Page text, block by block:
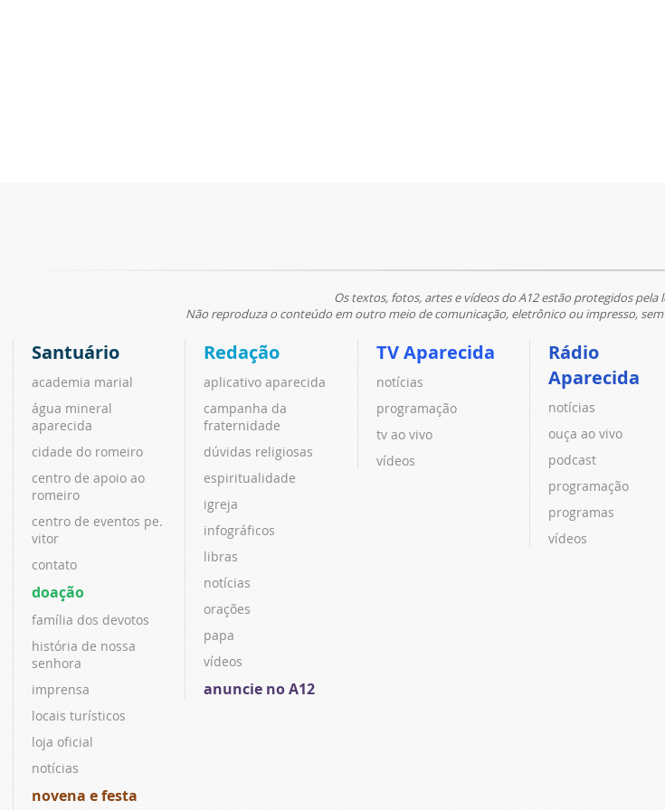
Os textos, fotos, artes e vídeos do A12 estão protegidos
Não reproduza o conteúdo em outro meio de comunicação, eletrônico ou impresso,
Santuário
academia marial
água mineral
aparecida
cidade do romeiro
centro de apoio ao
romeiro
centro de eventos pe.
vitor
contato
doação
família dos devotos
história de nossa
senhora
imprensa
locais turísticos
loja oficial
notícias
novena e festa
Redação
aplicativo aparecida
campanha da
fraternidade
dúvidas religiosas
espiritualidade
igreja
infográficos
libras
notícias
orações
papa
vídeos
anuncie no A12
TV Aparecida
notícias
programação
tv ao vivo
vídeos
Rádio
Aparecida
notícias
ouça ao vivo
podcast
programação
programas
vídeos